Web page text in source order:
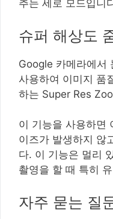
추는 세로 모드입니
슈퍼 해상도
Google 카메라에서
사용하여 이미지 품
하는 Super Res
이 기능을 사용하면
이즈가 발생하지 않
다. 이 기능은 멀리
촬영을 할 때 특히
자주 묻는 질